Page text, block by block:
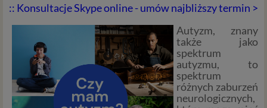
:: Konsultacje Skype online - umów najbliższy termin >
Autyzm, znany
także jako
spektrum
autyzmu, to
spektrum
różnych zaburzeń
neurologicznych,